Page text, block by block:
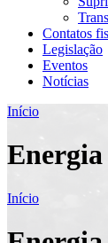
Contatos
Legislação
Eventos
Notícias
Início
Energia
Início